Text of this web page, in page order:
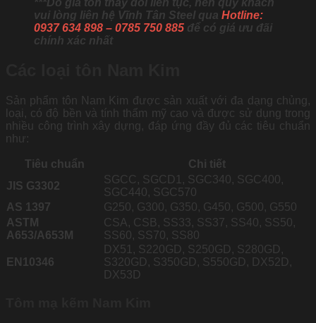
vui lòng liên hệ Vĩnh Tân Steel qua Hotline:
0937 634 898 – 0785 750 885 để có giá ưu đãi
chính xác nhất
Sản phẩm tôn Nam Kim được sản xuất với đa dạng chủng,
loại, có độ bền và tính thẩm mỹ cao và được sử dụng trong
nhiều công trình xây dựng, đáp ứng đầy đủ các tiêu chuẩn
như:
Tiêu chuẩn
Chi tiết
JIS G3302
SGCC, SGCD1, SGC340, SGC400,
SGC440, SGC570
AS 1397
G250, G300, G350, G450, G500, G550
ASTM
A653/A653M
CSA, CSB, SS33, SS37, SS40, SS50,
SS60, SS70, SS80
EN10346
DX51, S220GD, S250GD, S280GD,
S320GD, S350GD, S550GD, DX52D,
DX53D